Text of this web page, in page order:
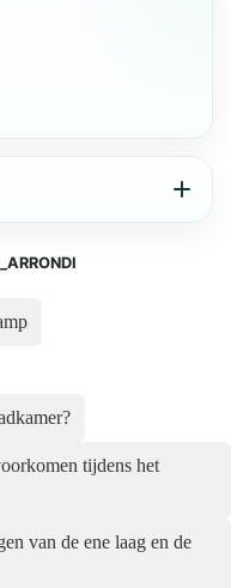
tijdens het
van de ene laag en de